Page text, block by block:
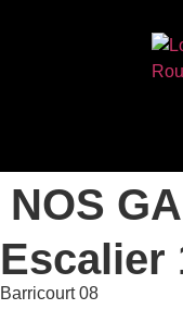
NOS
Escalier
Barricourt 08